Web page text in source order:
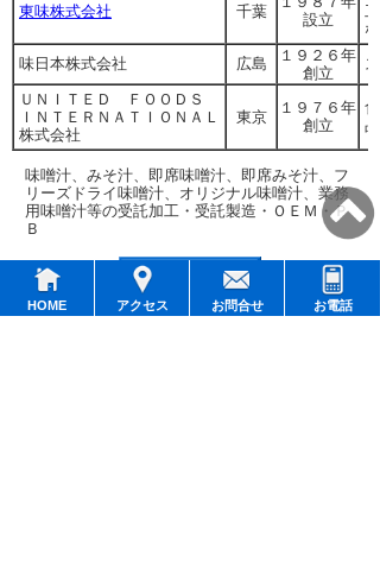
HOME アクセス お問合せ お電話
東味株式会社 千葉
設立
味日本株式会社
広島
１９２６年
創立
ＵＮＩＴＥＤ ＦＯＯＤＳ
ＩＮＴＥＲＮＡＴＩＯＮＡＬ
株式会社
東京
１９７６年
創立
味噌汁、みそ汁、即席味噌汁、即席みそ汁、フ
リーズドライ味噌汁、オリジナル味噌汁、業務
用味噌汁等の受託加工・受託製造・ＯＥＭ・Ｐ
Ｂ